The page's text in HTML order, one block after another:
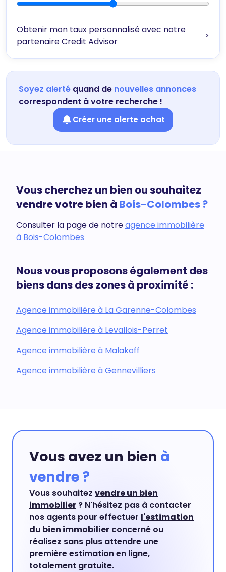
Obtenir mon taux personnalisé avec notre
partenaire Credit Advisor
>
Soyez alerté quand de nouvelles annonces
correspondent à votre recherche !
Créer une alerte achat
Vous cherchez un bien ou souhaitez
vendre votre bien à Bois-Colombes ?
Consulter la page de notreagence immobilière
à Bois-Colombes
Nous vous proposons également des
biens dans des zones à proximité :
Agence immobilière à La Garenne-Colombes
Agence immobilière à Levallois-Perret
Agence immobilière à Malakoff
Agence immobilière à Gennevilliers
Vous avez un bien à
vendre ?
Vous souhaitez vendre un bien
immobilier ? N'hésitez pas à contacter
nos agents pour effectuer l'estimation
du bien immobilier concerné ou
réalisez sans plus attendre une
première estimation en ligne,
totalement gratuite.